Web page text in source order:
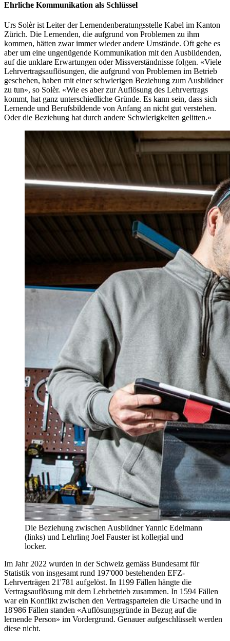
Ehrliche Kommunikation als Schlüssel
Urs Solèr ist Leiter der Lernendenberatungsstelle Kabel im Kanton
Zürich. Die Lernenden, die aufgrund von Problemen zu ihm
kommen, hätten zwar immer wieder andere Umstände. Oft gehe es
aber um eine ungenügende Kommunikation mit den Ausbildenden,
auf die unklare Erwartungen oder Missverständnisse folgen. «Viele
Lehrvertragsauflösungen, die aufgrund von Problemen im Betrieb
geschehen, haben mit einer schwierigen Beziehung zum Ausbildner
zu tun», so Solèr. «Wie es aber zur Auflösung des Lehrvertrags
kommt, hat ganz unterschiedliche Gründe. Es kann sein, dass sich
Lernende und Berufsbildende von Anfang an nicht gut verstehen.
Oder die Beziehung hat durch andere Schwierigkeiten gelitten.»
Die Beziehung zwischen Ausbildner Yannic Edelmann
(links) und Lehrling Joel Fauster ist kollegial und
locker.
Im Jahr 2022 wurden in der Schweiz gemäss Bundesamt für
Statistik von insgesamt rund 197'000 bestehenden EFZ-
Lehrverträgen 21'781 aufgelöst. In 1199 Fällen hängte die
Vertragsauflösung mit dem Lehrbetrieb zusammen. In 1594 Fällen
war ein Konflikt zwischen den Vertragsparteien die Ursache und in
18'986 Fällen standen «Auflösungsgründe in Bezug auf die
lernende Person» im Vordergrund. Genauer aufgeschlüsselt werden
diese nicht.